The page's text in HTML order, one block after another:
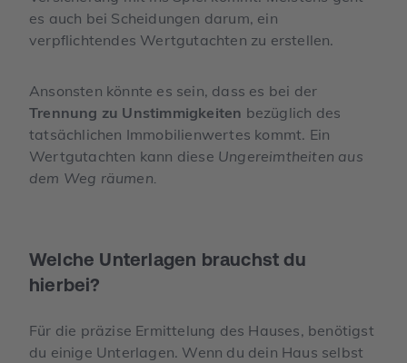
es auch bei Scheidungen darum, ein
verpflichtendes Wertgutachten zu erstellen.
Ansonsten könnte es sein, dass es bei der
Trennung zu Unstimmigkeiten bezüglich des
tatsächlichen Immobilienwertes kommt. Ein
Wertgutachten kann diese Ungereimtheiten aus
dem Weg räumen.
Welche Unterlagen brauchst du
hierbei?
Für die präzise Ermittelung des Hauses, benötigst
du einige Unterlagen. Wenn du dein Haus selbst